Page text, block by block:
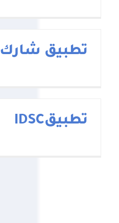
تطبيق شارك 2030
تطبيقIDSC